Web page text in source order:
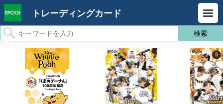
トレーディングカード